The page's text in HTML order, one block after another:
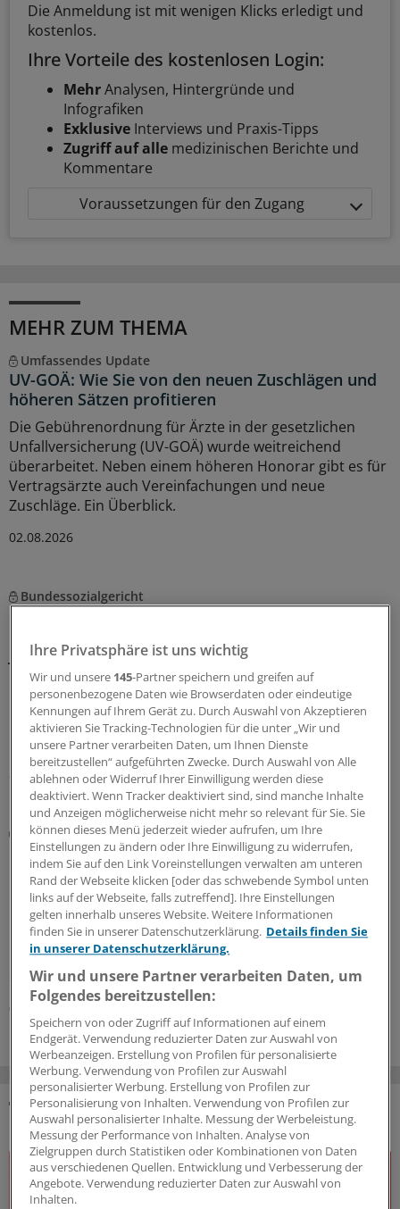
Die Anmeldung ist mit wenigen Klicks erledigt und
kostenlos.
Ihre Vorteile des kostenlosen Login:
MehrAnalysen, Hintergründe und
Infografiken
Exklusive Interviews und Praxis-Tipps
Zugriff auf alle medizinischen Berichte und
Kommentare
Voraussetzungen für den Zugang
MEHR ZUM THEMA
Umfassendes Update
UV-GOÄ: Wie Sie von den neuen Zuschlägen und
höheren Sätzen profitieren
Die Gebührenordnung für Ärzte in der gesetzlichen
Unfallversicherung (UV-GOÄ) wurde weitreichend
überarbeitet. Neben einem höheren Honorar gibt es für
Vertragsärzte auch Vereinfachungen und neue
Zuschläge. Ein Überblick.
02.08.2026
Bundessozialgericht
jede ärztliche Arbeit
16.000 Euro muss ein Praxisinhaber nachzahlen, weil er
nebenberuflich einen Kollegen aus dem Krankenhaus
mitarbeiten lässt. Sein Fehler: Er hat sich auf die
Befreiung von der Rentenversicherungspflicht verlassen.
23.07.2026
Recht
OVG Lüneburg: Hohe Hürden für
Berufsunfähigkeitsrente des Versorgungswerks
Die Versorgungswerke der Länderkammern haben für
Berufsunfähigkeitsrenten unterschiedliche
Bedingungen. Bei der Zahnärztekammer in
Niedersachsen gilt: Die Einschränkung muss dauerhaft
sein.
01.07.2026
DAS KÖNNTE SIE AUCH INTERESSIEREN
Ihre Privatsphäre ist uns wichtig
Wir und unsere 145-Partner speichern und greifen auf
personenbezogene Daten wie Browserdaten oder eindeutige
Kennungen auf Ihrem Gerät zu. Durch Auswahl von Akzeptieren
aktivieren Sie Tracking-Technologien für die unter „Wir und
unsere Partner verarbeiten Daten, um Ihnen Dienste
bereitzustellen“ aufgeführten Zwecke. Durch Auswahl von Alle
ablehnen oder Widerruf Ihrer Einwilligung werden diese
deaktiviert. Wenn Tracker deaktiviert sind, sind manche Inhalte
und Anzeigen möglicherweise nicht mehr so relevant für Sie. Sie
können dieses Menü jederzeit wieder aufrufen, um Ihre
Einstellungen zu ändern oder Ihre Einwilligung zu widerrufen,
indem Sie auf den Link Voreinstellungen verwalten am unteren
Rand der Webseite klicken [oder das schwebende Symbol unten
links auf der Webseite, falls zutreffend]. Ihre Einstellungen
gelten innerhalb unseres Website. Weitere Informationen
finden Sie in unserer Datenschutzerklärung. Details finden Sie
in unserer Datenschutzerklärung.
Wir und unsere Partner verarbeiten Daten, um
Folgendes bereitzustellen:
Speichern von oder Zugriff auf Informationen auf einem
Endgerät. Verwendung reduzierter Daten zur Auswahl von
Werbeanzeigen. Erstellung von Profilen für personalisierte
Werbung. Verwendung von Profilen zur Auswahl
personalisierter Werbung. Erstellung von Profilen zur
Personalisierung von Inhalten. Verwendung von Profilen zur
Auswahl personalisierter Inhalte. Messung der Werbeleistung.
Messung der Performance von Inhalten. Analyse von
Zielgruppen durch Statistiken oder Kombinationen von Daten
aus verschiedenen Quellen. Entwicklung und Verbesserung der
Angebote. Verwendung reduzierter Daten zur Auswahl von
Inhalten.